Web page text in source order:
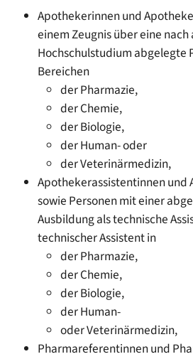
Apothekerinnen und
einem Zeugnis über eine
Hochschulstudium abgelegte
Bereichen
der Pharmazie,
der Chemie,
der Biologie,
der Human- oder
der Veterinärmedizin,
Apothekerassistentinnen und
sowie Personen mit einer
Ausbildung als technische
technischer Assistent in
der Pharmazie,
der Chemie,
der Biologie,
der Human-
oder Veterinärmedizin,
Pharmareferentinnen und